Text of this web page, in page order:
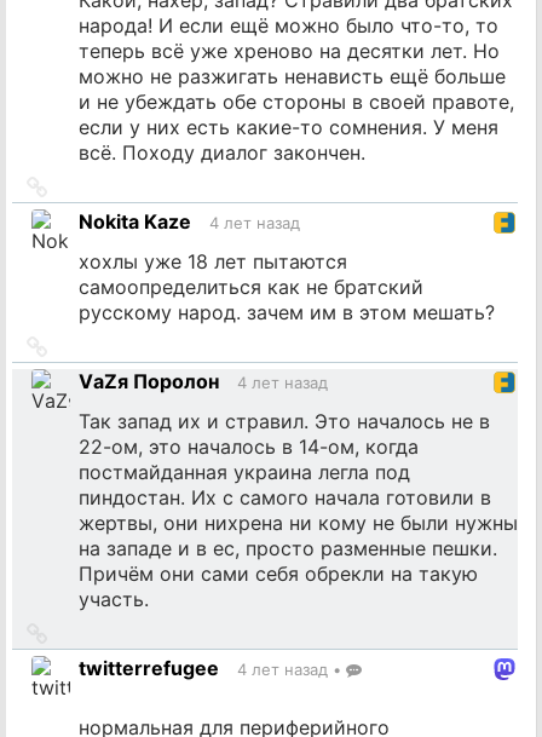
народа! И если ещё можно было что-то, то
теперь всё уже хреново на десятки лет. Но
можно не разжигать ненависть ещё больше
и не убеждать обе стороны в своей правоте,
если у них есть какие-то сомнения. У меня
всё. Походу диалог закончен.
на
источник
Nokita Kaze 4 лет назад
хохлы уже 18 лет пытаются
самоопределиться как не братский
русскому народ. зачем им в этом мешать?
на
источник
VаZя Поролон 4 лет назад
Так запад их и стравил. Это началось не в
22-ом, это началось в 14-ом, когда
постмайданная украина легла под
пиндостан. Их с самого начала готовили в
жертвы, они нихрена ни кому не были нужны
на западе и в ес, просто разменные пешки.
Причём они сами себя обрекли на такую
участь.
на
источник
twitterrefugee 4 лет назад •
нормальная для периферийного